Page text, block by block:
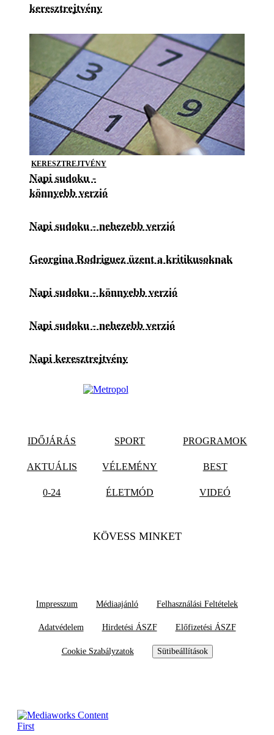
keresztrejtvény
KERESZTREJTVÉNY
Napi sudoku -
könnyebb verzió
Napi sudoku - nehezebb verzió
Georgina Rodriguez üzent a kritikusoknak
Napi sudoku - könnyebb verzió
Napi sudoku - nehezebb verzió
Napi keresztrejtvény
IDŐJÁRÁS SPORT PROGRAMOK
AKTUÁLIS VÉLEMÉNY BEST
0-24 ÉLETMÓD VIDEÓ
KÖVESS MINKET
Impresszum Médiaajánló Felhasználási Feltételek
Adatvédelem Hirdetési ÁSZF Előfizetési ÁSZF
Cookie Szabályzatok Sütibeállítások